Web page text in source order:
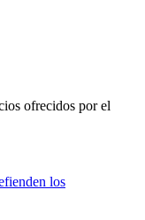
ofrecidos por el